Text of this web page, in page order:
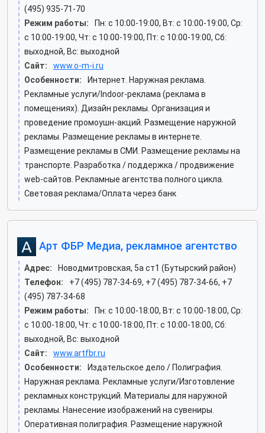
(495) 935-71-70
Режим работы:
Пн: c 10:00-19:00, Вт: c 10:00-19:00, Ср:
c 10:00-19:00, Чт: c 10:00-19:00, Пт: c 10:00-19:00, Сб:
выходной, Вс: выходной
Сайт:
www.o-m-i.ru
Особенности:
Интернет. Наружная реклама.
Рекламные услуги/Indoor-реклама (реклама в
помещениях). Дизайн рекламы. Организация и
проведение промоушн-акций. Размещение наружной
рекламы. Размещение рекламы в интернете.
Размещение рекламы в СМИ. Размещение рекламы на
транспорте. Разработка / поддержка / продвижение
web-сайтов. Рекламные агентства полного цикла.
Световая реклама/Оплата через банк
Арт ФБР Медиа, рекламное агентство
Адрес:
Новодмитровская, 5а ст1 (Бутырский район)
Телефон:
+7 (495) 787-34-69, +7 (495) 787-34-66, +7
(495) 787-34-68
Режим работы:
Пн: c 10:00-18:00, Вт: c 10:00-18:00, Ср:
c 10:00-18:00, Чт: c 10:00-18:00, Пт: c 10:00-18:00, Сб:
выходной, Вс: выходной
Сайт:
www.artfbr.ru
Особенности:
Издательское дело / Полиграфия.
Наружная реклама. Рекламные услуги/Изготовление
рекламных конструкций. Материалы для наружной
рекламы. Нанесение изображений на сувениры.
Оперативная полиграфия. Размещение наружной